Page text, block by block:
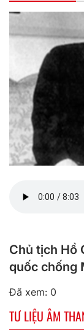
Chủ tịch Hồ
quốc chống
Đã xem: 0
TƯ LIỆU ÂM